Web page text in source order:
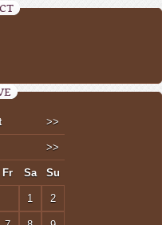
>>
>>
Fr Sa Su
1 2